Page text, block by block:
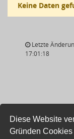
Diese Website
Gründen
Keine Daten
Letzte
17:01:18